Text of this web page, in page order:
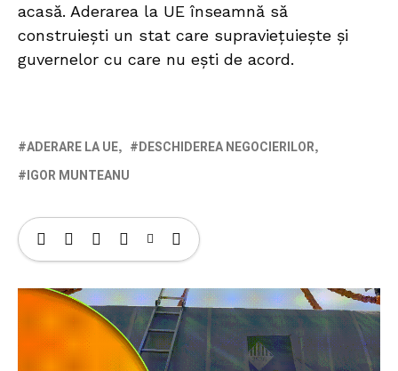
acasă. Aderarea la UE înseamnă să
construiești un stat care supraviețuiește și
guvernelor cu care nu ești de acord.
ADERARE LA UE
DESCHIDEREA NEGOCIERILOR
IGOR MUNTEANU